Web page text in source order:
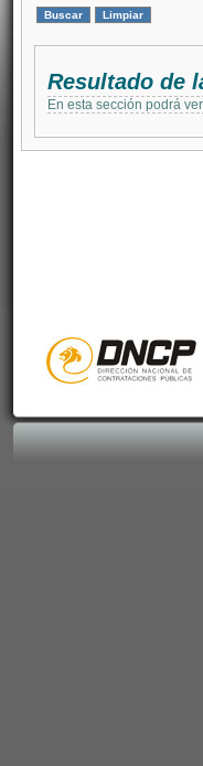
Resultado de
En esta sección podrá